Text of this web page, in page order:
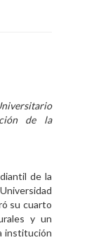
de la
de la
su cuarto
y un
institución